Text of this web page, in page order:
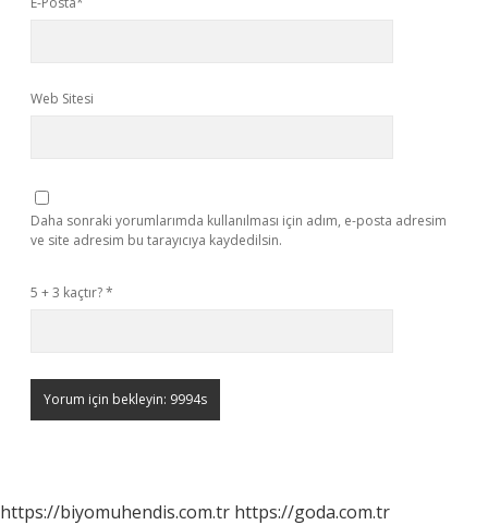
Web Sitesi
Daha sonraki yorumlarımda kullanılması için adım, e-posta adresim
ve site adresim bu tarayıcıya kaydedilsin.
5 + 3 kaçtır?*
https://biyomuhendis.com.tr https://goda.com.tr